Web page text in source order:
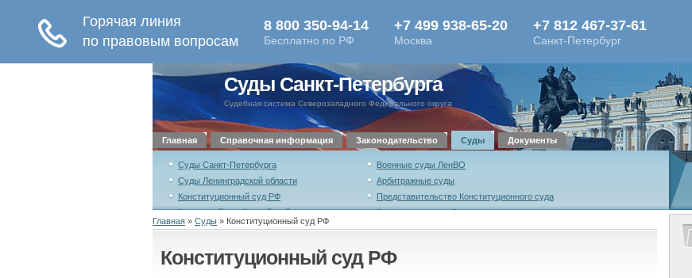
Суды Санкт-Петербурга
Судебная система Северозападного Федерального округа
Главная Справочная информация Законодательство Суды Документы
Суды Санкт-Петербурга
Военные суды ЛенВО
Суды Ленинградской области
Арбитражные суды
Конституционный суд РФ
Представительство Конституционного суда
Верховный суд Российской Федерации
Военная коллегия Верховного суда
Российской Федерации
Российской Федерации
Главная » Суды » Конституционный суд РФ
Конституционный суд РФ